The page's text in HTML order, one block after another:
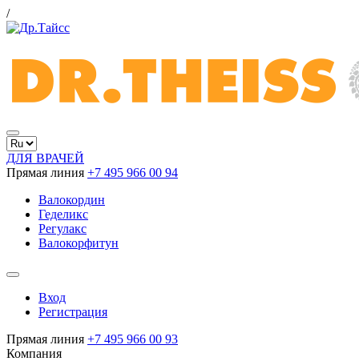
/
ДЛЯ ВРАЧЕЙ
Прямая линия +7 495 966 00 94
Валокордин
Геделикс
Регулакс
Валокорфитун
Вход
Регистрация
Прямая линия +7 495 966 00 93
Компания